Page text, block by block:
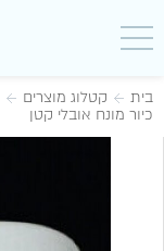
בית קטלוג מוצרים
כיור מונח אובלי קטן